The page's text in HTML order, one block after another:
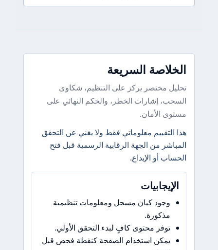
الخلاصة السريعة
تحليل مختصر يركز على التنظيم، شكاوى
السحب، إشارات الخطر، والحكم النهائي على
مستوى الأمان.
هذا التقييم معلوماتي فقط ولا يغني عن التحقق
المباشر من الجهة الرقابية الرسمية قبل فتح
الحساب أو الإيداع.
الإيجابيات
وجود كيان مسجل ومعلومات تنظيمية
مذكورة.
توفر محتوى كافٍ لبدء التحقق الأولي.
يمكن استخدام الصفحة كنقطة فحص قبل